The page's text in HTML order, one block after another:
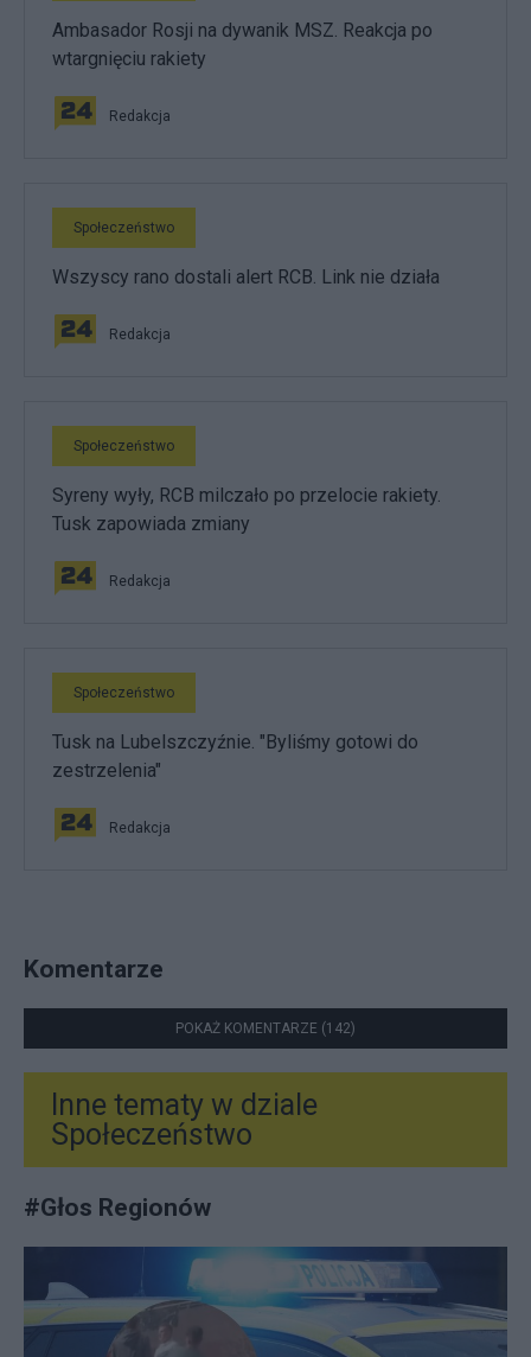
Ambasador Rosji na dywanik MSZ. Reakcja po
wtargnięciu rakiety
Redakcja
Społeczeństwo
Wszyscy rano dostali alert RCB. Link nie działa
Redakcja
Społeczeństwo
Syreny wyły, RCB milczało po przelocie rakiety.
Tusk zapowiada zmiany
Redakcja
Społeczeństwo
Tusk na Lubelszczyźnie. "Byliśmy gotowi do
zestrzelenia"
Redakcja
Komentarze
POKAŻ KOMENTARZE (142)
Inne tematy w dziale
Społeczeństwo
#Głos Regionów